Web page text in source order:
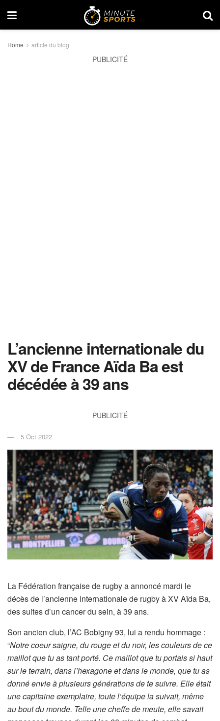
Home article du blog
PUBLICITÉ
L’ancienne internationale du
XV de France Aïda Ba est
décédée à 39 ans
PUBLICITÉ
5 Oct 2022
La Fédération française de rugby a annoncé mardi le
décès de l’ancienne internationale de rugby à XV Aïda Ba,
des suites d’un cancer du sein, à 39 ans.
Son ancien club, l’AC Bobigny 93, lui a rendu hommage :
“Notre coeur saigne, du rouge et du noir, les couleurs de ce
maillot que tu as tant porté. Ce maillot que tu portais si haut
sur le terrain, dans l’hexagone et dans le monde, que tu as
donné envie à plusieurs générations de te suivre. Elle était
une capitaine exemplaire, toute l’équipe la suivait, même
au bout du monde. Telle une cheffe de meute, elle savait